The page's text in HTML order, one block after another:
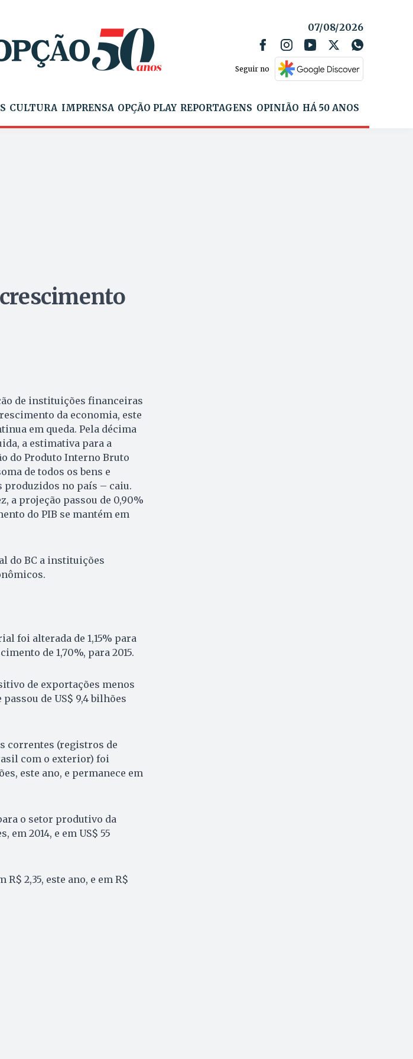
07/08/2026
Seguir no
CULTURA IMPRENSA OPÇÃO PLAY REPORTAGENS OPINIÃO HÁ 50 ANOS
de instituições financeiras
da economia, este
em queda. Pela décima
a estimativa para a
do Produto Interno Bruto
de todos os bens e
produzidos no país – caiu.
a projeção passou de 0,90%
do PIB se mantém em
do BC a instituições
foi alterada de 1,15% para
de 1,70%, para 2015.
de exportações menos
de US$ 9,4 bilhões
correntes (registros de
com o exterior) foi
este ano, e permanece em
o setor produtivo da
em 2014, e em US$ 55
2,35, este ano, e em R$